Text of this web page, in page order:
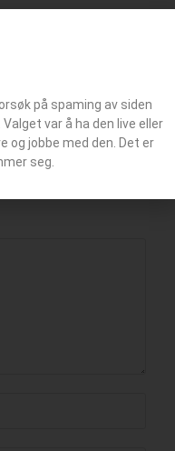
på spaming av siden
var å ha den live eller
og jobbe med den. Det er
seg.